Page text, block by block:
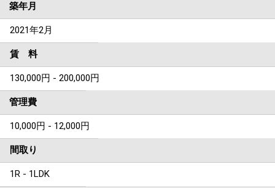
築年月
2021年2月
賃 料
130,000円 - 200,000円
管理費
10,000円 - 12,000円
間取り
1R - 1LDK